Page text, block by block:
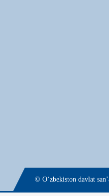
© О‘zbekiston davlat